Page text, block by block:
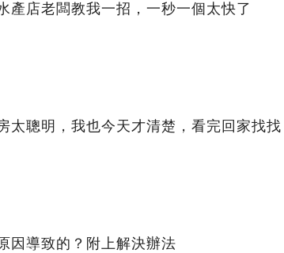
產店老闆教我一招，一秒一個太快了
太聰明，我也今天才清楚，看完回家找找
因導致的？附上解決辦法